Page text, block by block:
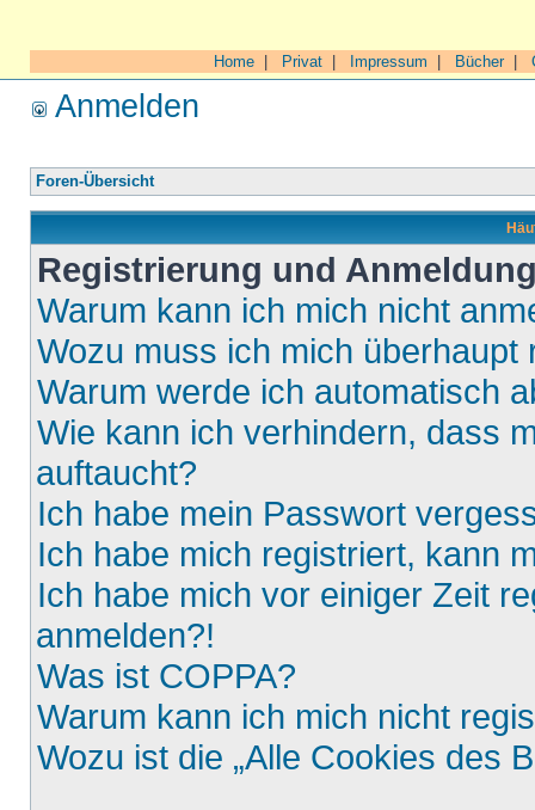
Home Privat Impressum Bücher|
Anmelden
Foren-Übersicht
Registrierung und
Warum kann ich mich nicht
Wozu muss ich mich überhaupt
Warum werde ich automatisch
Wie kann ich verhindern, dass
auftaucht?
Ich habe mein Passwort
Ich habe mich registriert, kann
Ich habe mich vor einiger Zeit
anmelden?!
Was ist COPPA?
Warum kann ich mich nicht
Wozu ist die „Alle Cookies des